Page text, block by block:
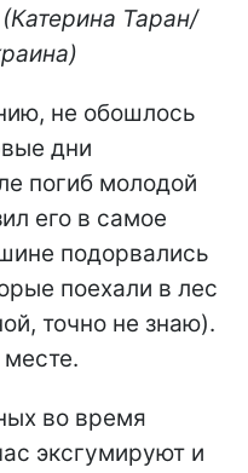
Таран/
не обошлось
дни
погиб молодой
его в самое
подорвались
поехали в лес
точно не знаю).
во время
эксгумируют и